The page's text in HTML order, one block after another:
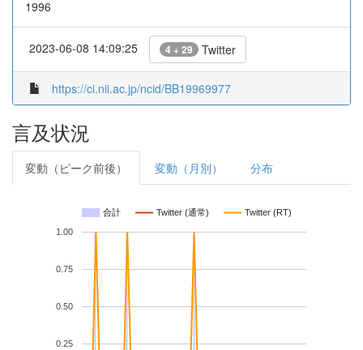
1996
2023-06-08 14:09:25 4 + 29 Twitter
https://ci.nii.ac.jp/ncid/BB19969977
言及状況
変動（ピーク前後） 変動（月別） 分布
合計 Twitter (通常) Twitter (RT)
0.25
0.50
0.75
1.00